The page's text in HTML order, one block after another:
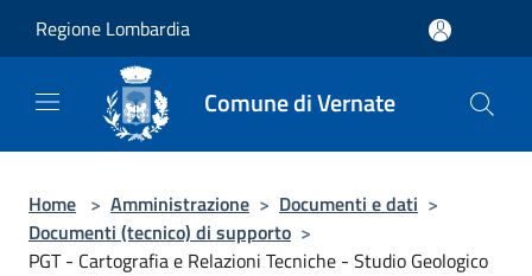
Regione Lombardia
Comune di Vernate
Home > Amministrazione > Documenti e dati >
Documenti (tecnico) di supporto >
PGT - Cartografia e Relazioni Tecniche - Studio Geologico